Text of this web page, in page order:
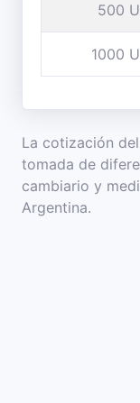
500
1000
La cotización
tomada de
cambiario y
Argentina.